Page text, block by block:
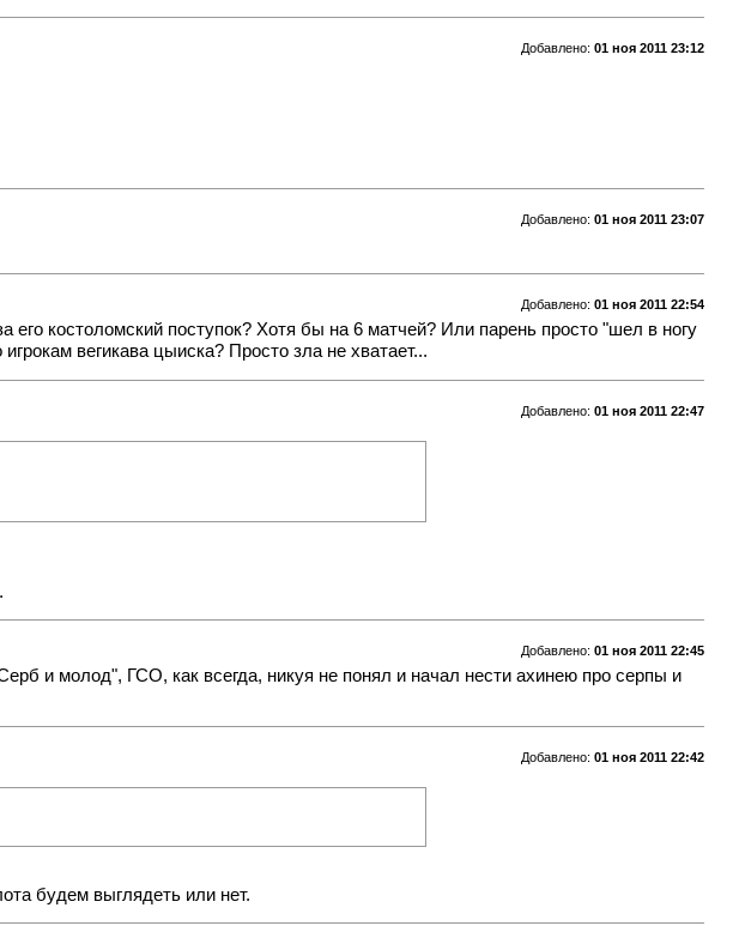
Добавлено: 01 ноя 2011 23:12
Добавлено: 01 ноя 2011 23:07
Добавлено: 01 ноя 2011 22:54
костоломский поступок? Хотя бы на 6 матчей? Или парень просто "шел в ногу
вегикава цыиска? Просто зла не хватает...
Добавлено: 01 ноя 2011 22:47
Добавлено: 01 ноя 2011 22:45
и молод", ГСО, как всегда, никуя не понял и начал нести ахинею про серпы и
Добавлено: 01 ноя 2011 22:42
будем выглядеть или нет.